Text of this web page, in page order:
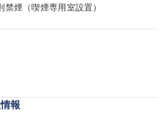
煙（喫煙専用室設置）
報